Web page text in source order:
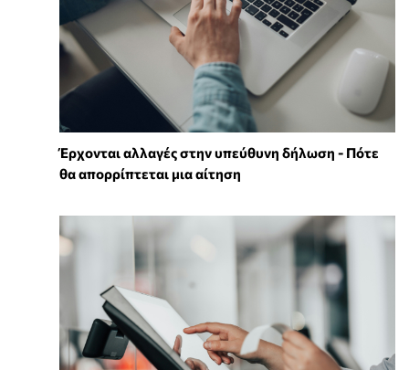
Έρχονται αλλαγές στην υπεύθυνη δήλωση - Πότε
θα απορρίπτεται μια αίτηση